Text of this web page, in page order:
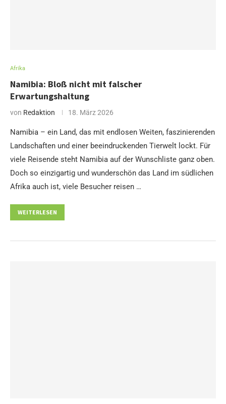
Afrika
Namibia: Bloß nicht mit falscher
Erwartungshaltung
von Redaktion 18. März 2026
Namibia – ein Land, das mit endlosen Weiten, faszinierenden
Landschaften und einer beeindruckenden Tierwelt lockt. Für
viele Reisende steht Namibia auf der Wunschliste ganz oben.
Doch so einzigartig und wunderschön das Land im südlichen
Afrika auch ist, viele Besucher reisen …
WEITERLESEN